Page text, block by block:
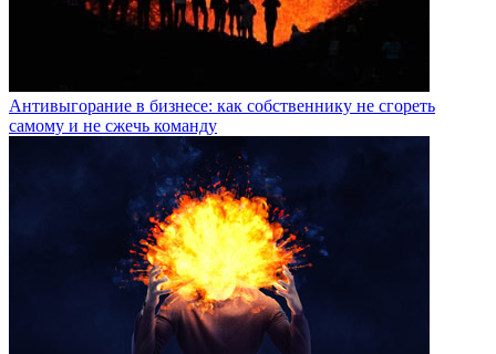
Антивыгорание в бизнесе: как собственнику не сгореть
самому и не сжечь команду